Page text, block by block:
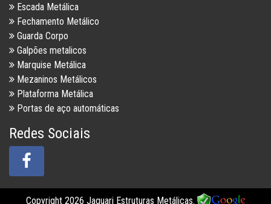
Escada Metálica
Fechamento Metálico
Guarda Corpo
Galpões metalicos
Marquise Metálica
Mezaninos Metálicos
Plataforma Metálica
Portas de aço automáticas
Redes Sociais
Copyright 2026 Jaguari Estruturas Metálicas.